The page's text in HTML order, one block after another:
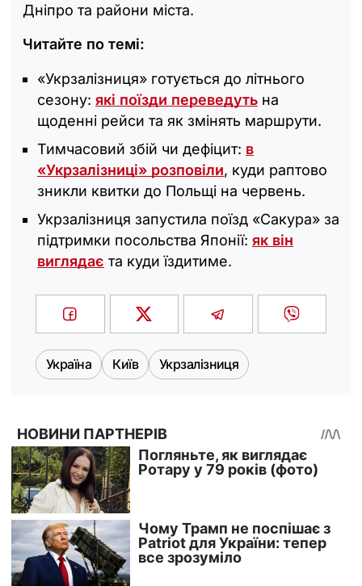
Дніпро та райони міста.
Читайте по темі:
«Укрзалізниця» готується до літнього
сезону: які поїзди переведуть на
щоденні рейси та як змінять маршрути.
Тимчасовий збій чи дефіцит: в
«Укрзалізниці» розповіли, куди раптово
зникли квитки до Польщі на червень.
Укрзалізниця запустила поїзд «Сакура» за
підтримки посольства Японії: як він
виглядає та куди їздитиме.
Україна Київ Укрзалізниця